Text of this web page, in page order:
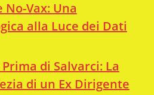
No-Vax: Una
alla Luce dei Dati
di Salvarci: La
di un Ex Dirigente